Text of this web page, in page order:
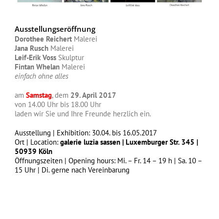
Ausstellungseröffnung
Dorothee Reichert Malerei
Jana Rusch Malerei
Leif-Erik Voss Skulptur
Fintan Whelan Malerei
einfach ohne alles
am Samstag, dem 29. April 2017
von 14.00 Uhr bis 18.00 Uhr
laden wir Sie und Ihre Freunde herzlich ein.
Ausstellung | Exhibition: 30.04. bis 16.05.2017
Ort | Location: galerie luzia sassen | Luxemburger Str. 345 |
50939 Köln
Öffnungszeiten | Opening hours: Mi. – Fr. 14 – 19 h | Sa. 10 –
15 Uhr | Di. gerne nach Vereinbarung